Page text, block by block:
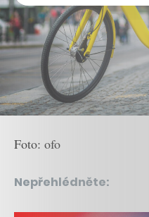
Foto: ofo
Nepřehlédněte: